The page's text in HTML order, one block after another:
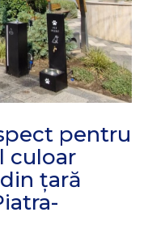
pentru
culoar
țară